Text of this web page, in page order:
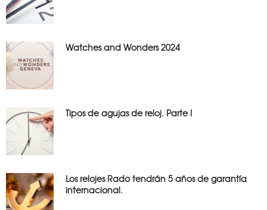
Watches and Wonders 2024
Tipos de agujas de reloj. Parte I
Los relojes Rado tendrán 5 años de garantía
internacional.